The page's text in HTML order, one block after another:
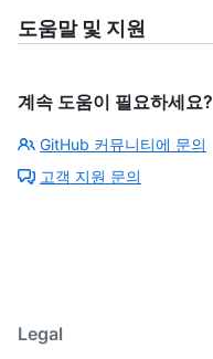
도움말 및 지원
계속 도움이 필요하세요?
GitHub 커뮤니티에 문의
고객 지원 문의
Legal